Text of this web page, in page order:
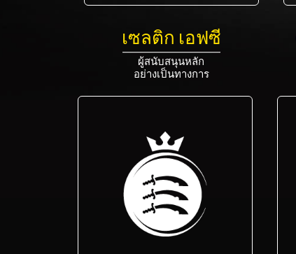
เซลติก เอฟซี
ผู้สนับสนุนหลัก
อย่างเป็นทางการ